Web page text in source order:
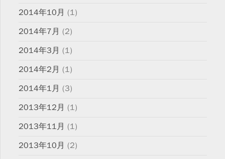
2014年10月 (1)
2014年7月 (2)
2014年3月 (1)
2014年2月 (1)
2014年1月 (3)
2013年12月 (1)
2013年11月 (1)
2013年10月 (2)